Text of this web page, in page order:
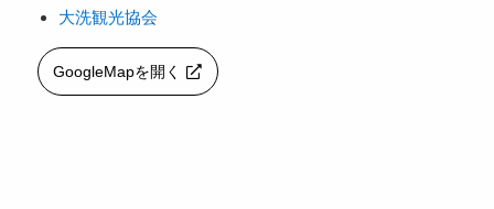
大洗観光協会
GoogleMapを開く